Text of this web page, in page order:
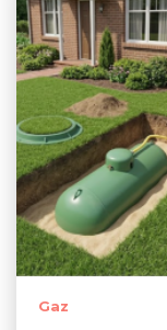
Gaz